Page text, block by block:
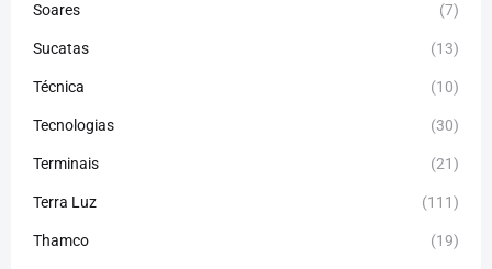
Soares (7)
Sucatas (13)
Técnica (10)
Tecnologias (30)
Terminais (21)
Terra Luz (111)
Thamco (19)